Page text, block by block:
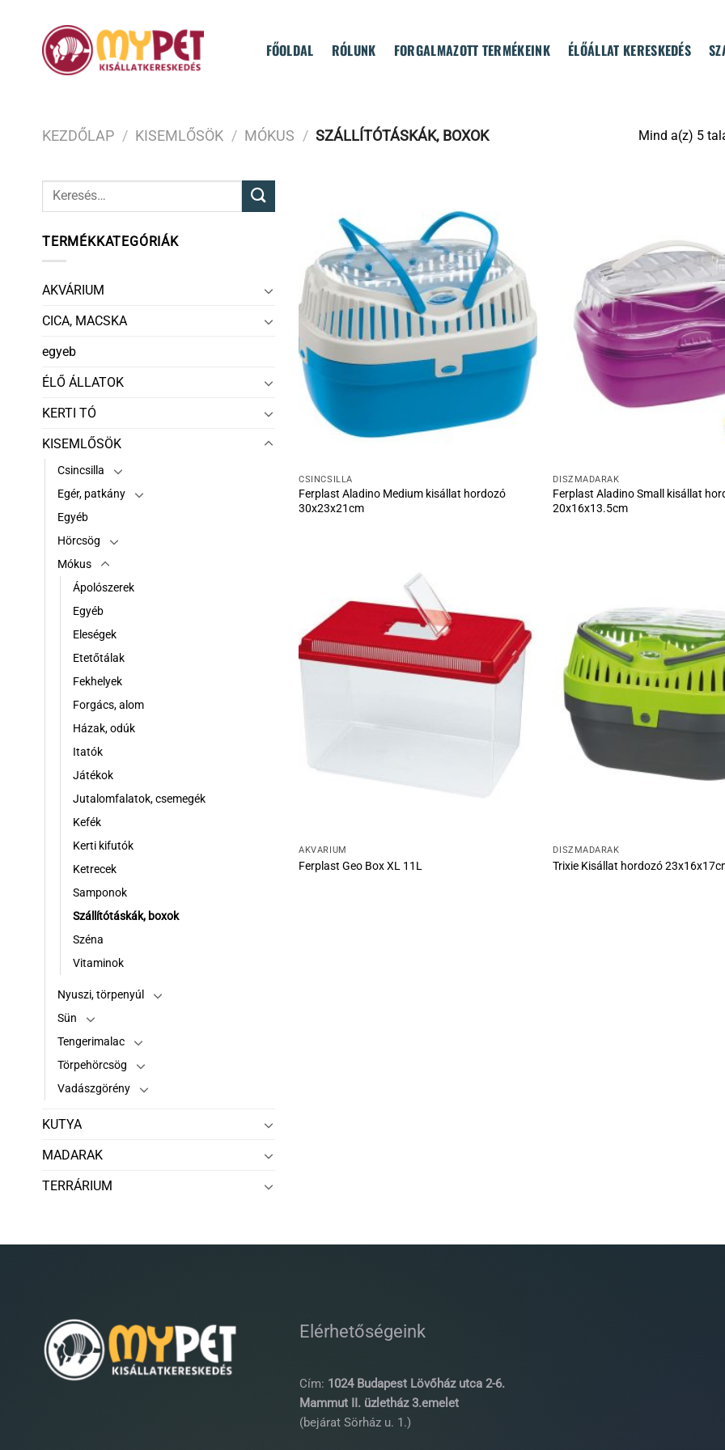
FŐOLDAL RÓLUNK FORGALMAZOTT TERMÉKEINK ÉLŐÁLLAT KERESKEDÉS
KEZDŐLAP / KISEMLŐSÖK / MÓKUS / SZÁLLÍTÓTÁSKÁK, BOXOK Mind a(z) 5
TERMÉKKATEGÓRIÁK
AKVÁRIUM
CICA, MACSKA
egyeb
ÉLŐ ÁLLATOK
KERTI TÓ
KISEMLŐSÖK
Csincsilla
Egér, patkány
Egyéb
Hörcsög
Mókus
Ápolószerek
Egyéb
Eleségek
Etetőtálak
Fekhelyek
Forgács, alom
Házak, odúk
Itatók
Játékok
Jutalomfalatok, csemegék
Kefék
Kerti kifutók
Ketrecek
Samponok
Szállítótáskák, boxok
Széna
Vitaminok
Nyuszi, törpenyúl
Sün
Tengerimalac
Törpehörcsög
Vadászgörény
KUTYA
MADARAK
TERRÁRIUM
CSINCSILLA
Ferplast Aladino Medium kisállat hordozó
30x23x21cm
DÍSZMADARAK
Ferplast Aladino Small kisállat
20x16x13.5cm
AKVÁRIUM
Ferplast Geo Box XL 11L
DÍSZMADARAK
Trixie Kisállat hordozó
Elérhetőségeink
Cím: 1024 Budapest Lövőház utca 2-6.
Mammut II. üzletház 3.emelet
(bejárat Sörház u. 1.)